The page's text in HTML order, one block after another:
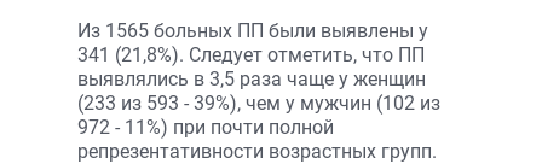
Из 1565 больных ПП были выявлены у
341 (21,8%). Следует отметить, что ПП
выявлялись в 3,5 раза чаще у женщин
(233 из 593 - 39%), чем у мужчин (102 из
972 - 11%) при почти полной
репрезентативности возрастных групп.